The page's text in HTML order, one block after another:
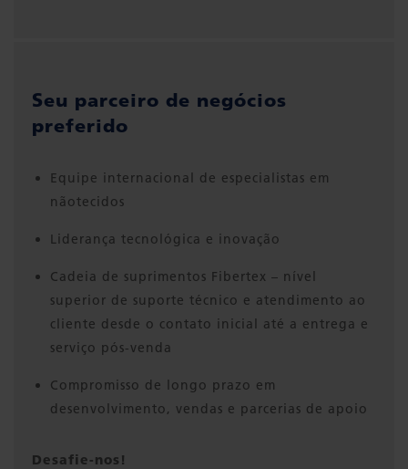
Seu parceiro de negócios
preferido
Equipe internacional de especialistas em
nãotecidos
Liderança tecnológica e inovação
Cadeia de suprimentos Fibertex – nível
superior de suporte técnico e atendimento ao
cliente desde o contato inicial até a entrega e
serviço pós-venda
Compromisso de longo prazo em
desenvolvimento, vendas e parcerias de apoio
Desafie-nos!